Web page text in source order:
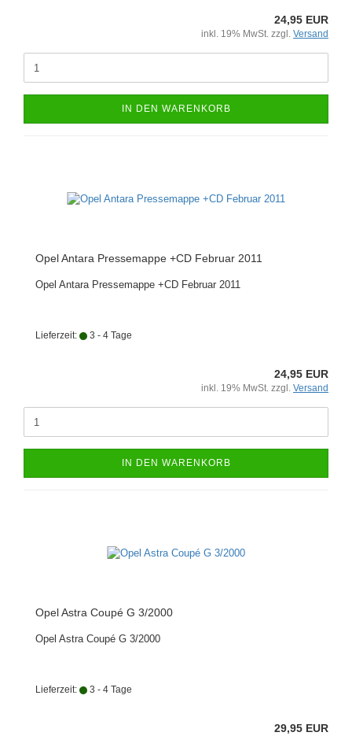
24,95 EUR
inkl. 19% MwSt. zzgl. Versand
IN DEN WARENKORB
Opel Antara Pressemappe +CD Februar 2011
Opel Antara Pressemappe +CD Februar 2011
Lieferzeit: 3 - 4 Tage
24,95 EUR
inkl. 19% MwSt. zzgl. Versand
IN DEN WARENKORB
Opel Astra Coupé G 3/2000
Opel Astra Coupé G 3/2000
Lieferzeit: 3 - 4 Tage
29,95 EUR